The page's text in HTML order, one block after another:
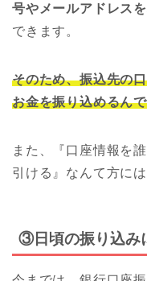
号やメールアドレス
できます。
そのため、振込先の
お金を振り込めるん
また、『口座情報を
引ける』なんて方に
③日頃の振り込み